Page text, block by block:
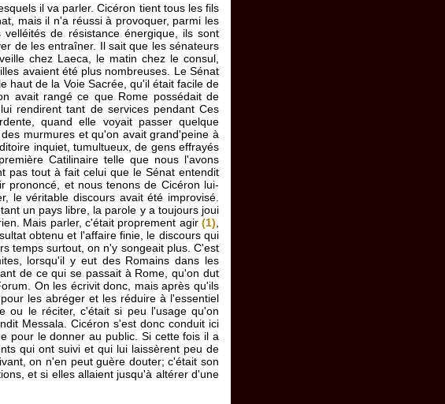
il va parler. Cicéron tient tous les fils
mais il n'a réussi à provoquer, parmi les
de résistance énergique, ils sont
de les entraîner. Il sait que les sénateurs
chez Laeca, le matin chez le consul,
avaient été plus nombreuses. Le Sénat
haut de la Voie Sacrée, qu'il était facile de
avait rangé ce que Rome possédait de
rendirent tant de services pendant Ces
quand elle voyait passer quelque
murmures et qu'on avait grand'peine à
inquiet, tumultueux, de gens effrayés
Catilinaire telle que nous l'avons
pas tout à fait celui que le Sénat entendit
prononcé, et nous tenons de Cicéron lui-
le véritable discours avait été improvisé.
un pays libre, la parole y a toujours joui
Mais parler, c'était proprement agir (1)
obtenu et l'affaire finie, le discours qui
temps surtout, on n'y songeait plus. C'est
lorsqu'il y eut des Romains dans les
de ce qui se passait à Rome, qu'on dut
On les écrivit donc, mais après qu'ils
les abréger et les réduire à l'essentiel
ou le réciter, c'était si peu l'usage qu'on
Messala. Cicéron s'est donc conduit ici
pour le donner au public. Si cette fois il a
qui ont suivi et qui lui laissèrent peu de
on n'en peut guère douter; c'était son
et si elles allaient jusqu'à altérer d'une